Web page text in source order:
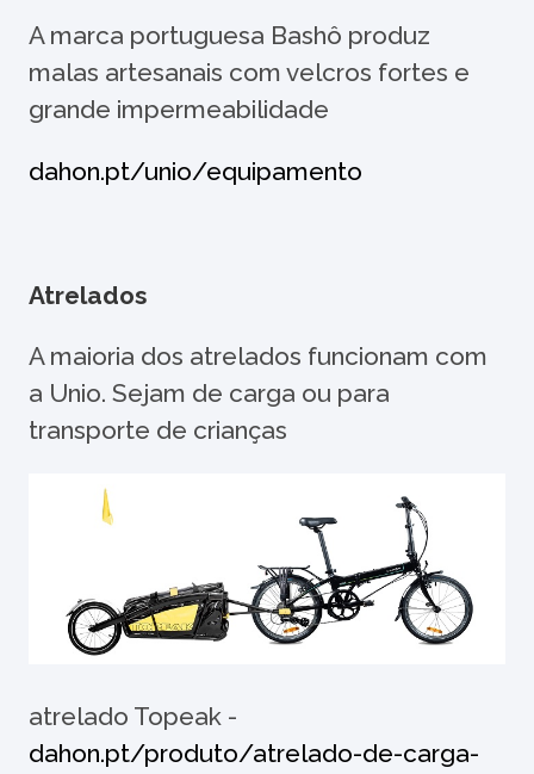
A marca portuguesa Bashô produz
malas artesanais com velcros fortes e
grande impermeabilidade
dahon.pt/unio/equipamento
Atrelados
A maioria dos atrelados funcionam com
a Unio. Sejam de carga ou para
transporte de crianças
atrelado Topeak -
dahon.pt/produto/atrelado-de-carga-